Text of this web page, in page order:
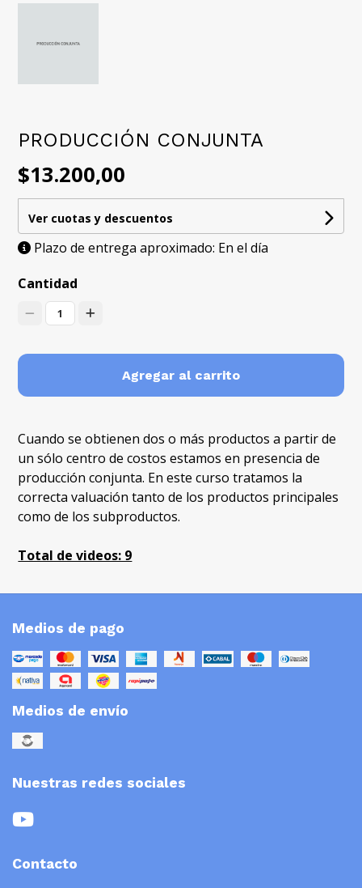
PRODUCCIÓN CONJUNTA
$13.200,00
Ver cuotas y descuentos
Plazo de entrega aproximado: En el día
Cantidad
1
Agregar al carrito
Cuando se obtienen dos o más productos a partir de
un sólo centro de costos estamos en presencia de
producción conjunta. En este curso tratamos la
correcta valuación tanto de los productos principales
como de los subproductos.
Total de videos: 9
Medios de pago
Medios de envío
Nuestras redes sociales
Contacto